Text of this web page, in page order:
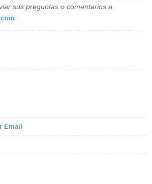
sus preguntas o comentarios a
Email